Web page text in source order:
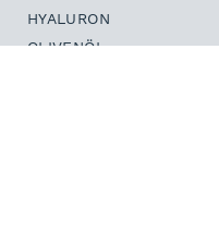
HYALURON
OLIVENÖL